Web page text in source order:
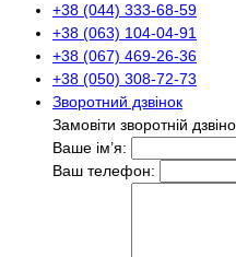
+38 (044) 333-68-59
+38 (063) 104-04-91
+38 (067) 469-26-36
+38 (050) 308-72-73
Зворотний дзвінок
Замовіти зворотній
Ваше ім’я:
Ваш телефон: